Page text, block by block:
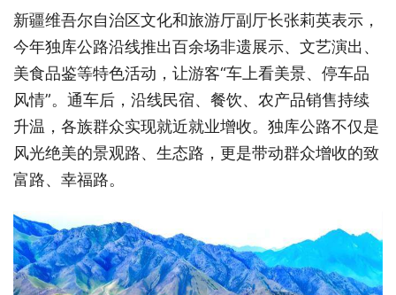
新疆维吾尔自治区文化和旅游厅副厅长张莉英表示，
今年独库公路沿线推出百余场非遗展示、文艺演出、
美食品鉴等特色活动，让游客“车上看美景、停车品
风情”。通车后，沿线民宿、餐饮、农产品销售持续
升温，各族群众实现就近就业增收。独库公路不仅是
风光绝美的景观路、生态路，更是带动群众增收的致
富路、幸福路。